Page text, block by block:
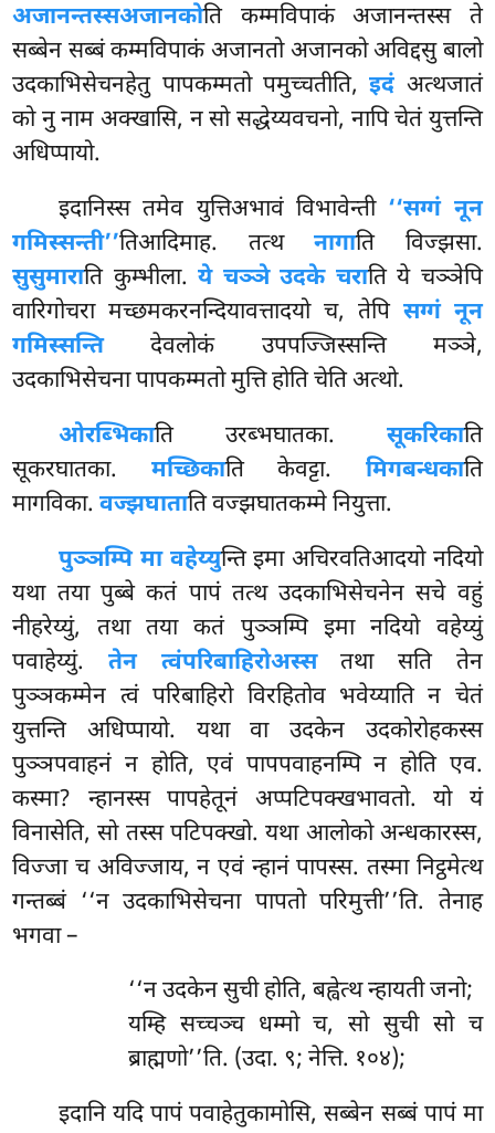
अजानन्तस्सअजानकोति कम्मविपाकं अजानन्तस्स ते
सब्बेन सब्बं कम्मविपाकं अजानतो अजानको अविद्दसु बालो
उदकाभिसेचनहेतु पापकम्मतो पमुच्चतीति,इदं अत्थजातं
को नु नाम अक्खासि, न सो सद्धेय्यवचनो, नापि चेतं युत्तन्ति
अधिप्पायो.
इदानिस्स तमेव युत्तिअभावं विभावेन्ती ‘‘सग्गं नून
गमिस्सन्ती’’तिआदिमाह. तत्थनागाति विज्झसा.
सुसुमाराति कुम्भीला.ये चञ्ञे उदके चराति ये चञ्ञेपि
वारिगोचरा मच्छमकरनन्दियावत्तादयो च, तेपि सग्गं नून
गमिस्सन्तिदेवलोकं उपपज्जिस्सन्ति मञ्ञे,
उदकाभिसेचना पापकम्मतो मुत्ति होति चेति अत्थो.
ओरब्भिकाति उरब्भघातका. सूकरिकाति
सूकरघातका. मच्छिकाति केवट्टा. मिगबन्धकाति
मागविका.वज्झघाताति वज्झघातकम्मे नियुत्ता.
पुञ्ञम्पि मा वहेय्युन्ति इमा अचिरवतिआदयो नदियो
यथा तया पुब्बे कतं पापं तत्थ उदकाभिसेचनेन सचे वहुं
नीहरेय्युं, तथा तया कतं पुञ्ञम्पि इमा नदियो वहेय्युं
पवाहेय्युं. तेन त्वंपरिबाहिरोअस्सतथा सति तेन
पुञ्ञकम्मेन त्वं परिबाहिरो विरहितोव भवेय्याति न चेतं
युत्तन्ति अधिप्पायो. यथा वा उदकेन उदकोरोहकस्स
पुञ्ञपवाहनं न होति, एवं पापपवाहनम्पि न होति एव.
कस्मा? न्हानस्स पापहेतूनं अप्पटिपक्खभावतो. यो यं
विनासेति, सो तस्स पटिपक्खो. यथा आलोको अन्धकारस्स,
विज्जा च अविज्जाय, न एवं न्हानं पापस्स. तस्मा निट्ठमेत्थ
गन्तब्बं ‘‘न उदकाभिसेचना पापतो परिमुत्ती’’ति. तेनाह
भगवा –
‘‘न उदकेन सुची होति, बह्वेत्थ न्हायती जनो;
यम्हि सच्चञ्च धम्मो च, सो सुची सो च
ब्राह्मणो’’ति. (उदा. ९; नेत्ति. १०४);
इदानियदि पापं पवाहेतुकामोसि, सब्बेन सब्बं पापं मा